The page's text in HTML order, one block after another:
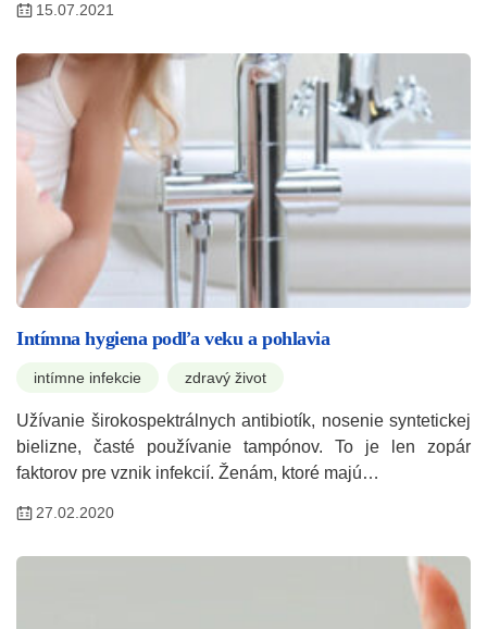
15.07.2021
Intímna hygiena podľa veku a pohlavia
intímne infekcie zdravý život
Užívanie širokospektrálnych antibiotík, nosenie syntetickej
bielizne, časté používanie tampónov. To je len zopár
faktorov pre vznik infekcií. Ženám, ktoré majú…
27.02.2020